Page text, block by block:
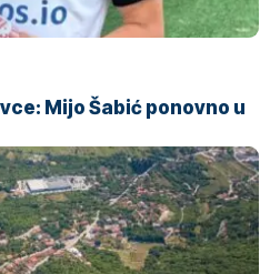
Mijo Šabić ponovno u